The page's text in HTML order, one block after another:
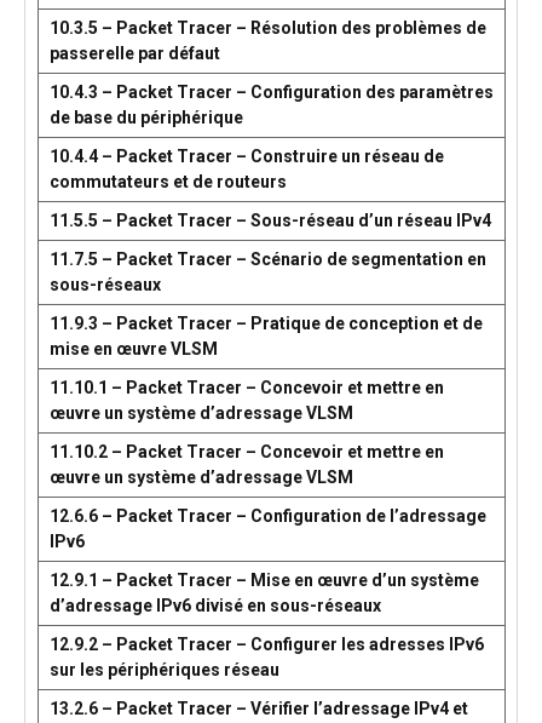
10.3.5 – Packet Tracer – Résolution des problèmes de
passerelle par défaut
10.4.3 – Packet Tracer – Configuration des paramètres
de base du périphérique
10.4.4 – Packet Tracer – Construire un réseau de
commutateurs et de routeurs
11.5.5 – Packet Tracer – Sous-réseau d’un réseau IPv4
11.7.5 – Packet Tracer – Scénario de segmentation en
sous-réseaux
11.9.3 – Packet Tracer – Pratique de conception et de
mise en œuvre VLSM
11.10.1 – Packet Tracer – Concevoir et mettre en
œuvre un système d’adressage VLSM
11.10.2 – Packet Tracer – Concevoir et mettre en
œuvre un système d’adressage VLSM
12.6.6 – Packet Tracer – Configuration de l’adressage
IPv6
12.9.1 – Packet Tracer – Mise en œuvre d’un système
d’adressage IPv6 divisé en sous-réseaux
12.9.2 – Packet Tracer – Configurer les adresses IPv6
sur les périphériques réseau
13.2.6 – Packet Tracer – Vérifier l’adressage IPv4 et